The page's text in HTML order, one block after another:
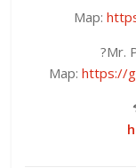
Map:
?Mr.
Map: https://